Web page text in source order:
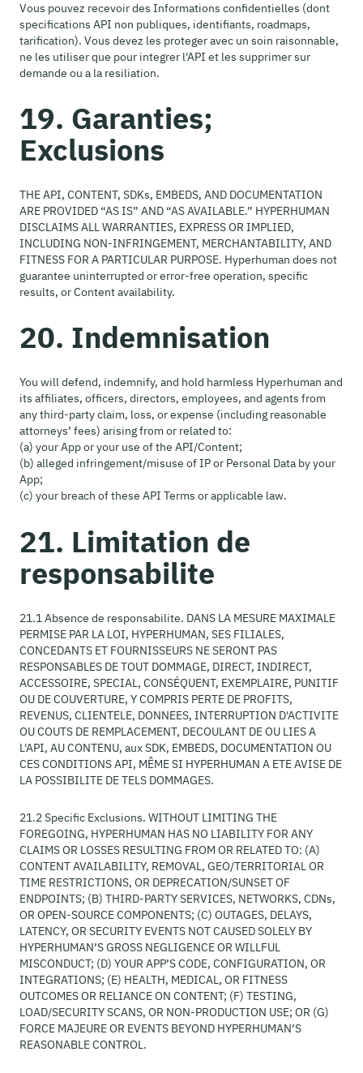
Vous pouvez recevoir des Informations confidentielles (dont
specifications API non publiques, identifiants, roadmaps,
tarification). Vous devez les proteger avec un soin raisonnable,
ne les utiliser que pour integrer l'API et les supprimer sur
demande ou a la resiliation.
19. Garanties;
Exclusions
THE API, CONTENT, SDKs, EMBEDS, AND DOCUMENTATION
ARE PROVIDED “AS IS” AND “AS AVAILABLE.” HYPERHUMAN
DISCLAIMS ALL WARRANTIES, EXPRESS OR IMPLIED,
INCLUDING NON-INFRINGEMENT, MERCHANTABILITY, AND
FITNESS FOR A PARTICULAR PURPOSE. Hyperhuman does not
guarantee uninterrupted or error-free operation, specific
results, or Content availability.
20. Indemnisation
You will defend, indemnify, and hold harmless Hyperhuman and
its affiliates, officers, directors, employees, and agents from
any third-party claim, loss, or expense (including reasonable
attorneys’ fees) arising from or related to:
(a) your App or your use of the API/Content;
(b) alleged infringement/misuse of IP or Personal Data by your
App;
(c) your breach of these API Terms or applicable law.
21. Limitation de
responsabilite
21.1 Absence de responsabilite. DANS LA MESURE MAXIMALE
PERMISE PAR LA LOI, HYPERHUMAN, SES FILIALES,
CONCEDANTS ET FOURNISSEURS NE SERONT PAS
RESPONSABLES DE TOUT DOMMAGE, DIRECT, INDIRECT,
ACCESSOIRE, SPECIAL, CONSÉQUENT, EXEMPLAIRE, PUNITIF
OU DE COUVERTURE, Y COMPRIS PERTE DE PROFITS,
REVENUS, CLIENTELE, DONNEES, INTERRUPTION D'ACTIVITE
OU COUTS DE REMPLACEMENT, DECOULANT DE OU LIES A
L'API, AU CONTENU, aux SDK, EMBEDS, DOCUMENTATION OU
CES CONDITIONS API, MÊME SI HYPERHUMAN A ETE AVISE DE
LA POSSIBILITE DE TELS DOMMAGES.
21.2 Specific Exclusions. WITHOUT LIMITING THE
FOREGOING, HYPERHUMAN HAS NO LIABILITY FOR ANY
CLAIMS OR LOSSES RESULTING FROM OR RELATED TO: (A)
CONTENT AVAILABILITY, REMOVAL, GEO/TERRITORIAL OR
TIME RESTRICTIONS, OR DEPRECATION/SUNSET OF
ENDPOINTS; (B) THIRD-PARTY SERVICES, NETWORKS, CDNs,
OR OPEN-SOURCE COMPONENTS; (C) OUTAGES, DELAYS,
LATENCY, OR SECURITY EVENTS NOT CAUSED SOLELY BY
HYPERHUMAN’S GROSS NEGLIGENCE OR WILLFUL
MISCONDUCT; (D) YOUR APP’S CODE, CONFIGURATION, OR
INTEGRATIONS; (E) HEALTH, MEDICAL, OR FITNESS
OUTCOMES OR RELIANCE ON CONTENT; (F) TESTING,
LOAD/SECURITY SCANS, OR NON-PRODUCTION USE; OR (G)
FORCE MAJEURE OR EVENTS BEYOND HYPERHUMAN’S
REASONABLE CONTROL.